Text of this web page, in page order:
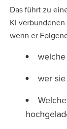
Das führt zu
KI
wenn er
welche
wer